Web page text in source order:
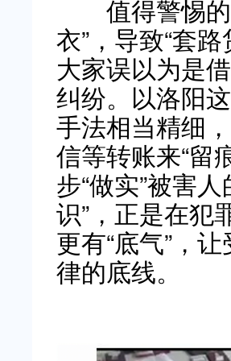
值得警惕的
衣”，导致“套
大家误以为是
纠纷。以洛阳
手法相当精细
信等转账来“留
步“做实”被害
识”，正是在犯
更有“底气”，
律的底线。